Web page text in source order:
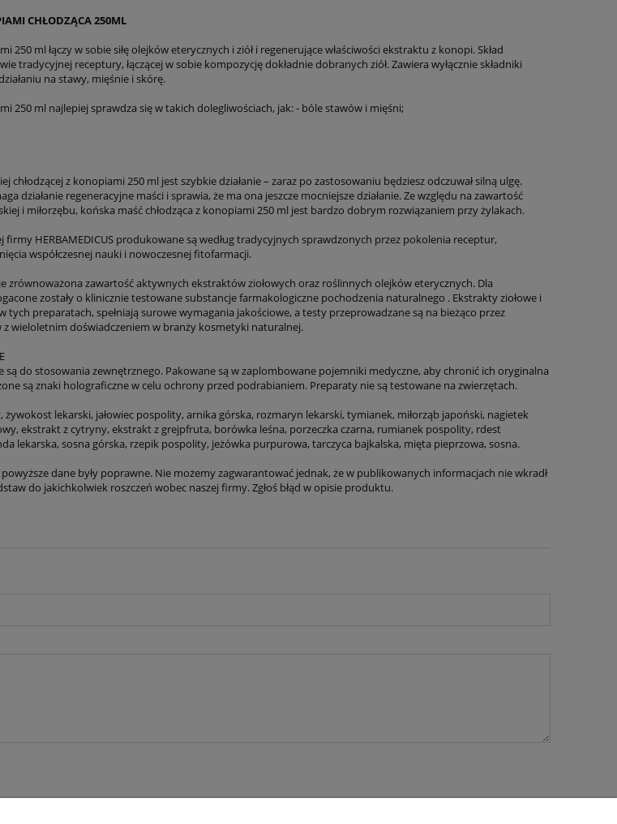
CHŁODZĄCA 250ML
250 ml łączy w sobie siłę olejków eterycznych i ziół i regenerujące właściwości ekstraktu z konopi. Skład
tradycyjnej receptury, łączącej w sobie kompozycję dokładnie dobranych ziół. Zawiera wyłącznie składniki
na stawy, mięśnie i skórę.
250 ml najlepiej sprawdza się w takich dolegliwościach, jak: - bóle stawów i mięśni;
chłodzącej z konopiami 250 ml jest szybkie działanie – zaraz po zastosowaniu będziesz odczuwał silną ulgę.
działanie regeneracyjne maści i sprawia, że ma ona jeszcze mocniejsze działanie. Ze względu na zawartość
i miłorzębu, końska maść chłodząca z konopiami 250 ml jest bardzo dobrym rozwiązaniem przy żylakach.
HERBAMEDICUS produkowane są według tradycyjnych sprawdzonych przez pokolenia receptur,
współczesnej nauki i nowoczesnej fitofarmacji.
zrównoważona zawartość aktywnych ekstraktów ziołowych oraz roślinnych olejków eterycznych. Dla
zostały o klinicznie testowane substancje farmakologiczne pochodzenia naturalnego . Ekstrakty ziołowe i
tych preparatach, spełniają surowe wymagania jakościowe, a testy przeprowadzane są na bieżąco przez
wieloletnim doświadczeniem w branży kosmetyki naturalnej.
są do stosowania zewnętrznego. Pakowane są w zaplombowane pojemniki medyczne, aby chronić ich oryginalna
są znaki holograficzne w celu ochrony przed podrabianiem. Preparaty nie są testowane na zwierzętach.
żywokost lekarski, jałowiec pospolity, arnika górska, rozmaryn lekarski, tymianek, miłorząb japoński, nagietek
ekstrakt z cytryny, ekstrakt z grejpfruta, borówka leśna, porzeczka czarna, rumianek pospolity, rdest
lekarska, sosna górska, rzepik pospolity, jeżówka purpurowa, tarczyca bajkalska, mięta pieprzowa, sosna.
dane były poprawne. Nie możemy zagwarantować jednak, że w publikowanych informacjach nie wkradł
do jakichkolwiek roszczeń wobec naszej firmy. Zgłoś błąd w opisie produktu.